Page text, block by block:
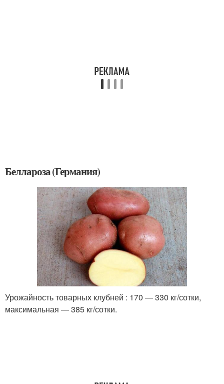
Беллароза (Германия)
Урожайность товарных клубней : 170 — 330 кг/сотки,
максимальная — 385 кг/сотки.